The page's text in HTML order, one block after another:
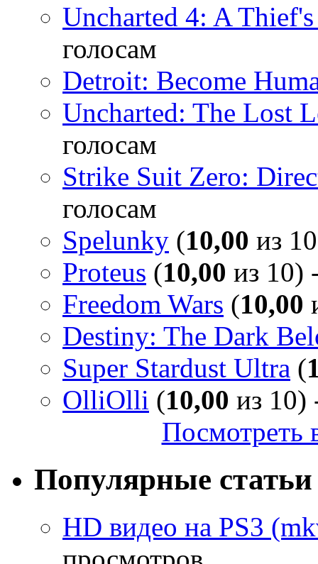
Uncharted 4: A
голосам
Detroit: Become
Uncharted: The Lost
голосам
Strike Suit Zero:
голосам
Spelunky (10,00 из
Proteus (10,00 из 10)
Freedom Wars (10,00
Destiny: The Dark
Super Stardust Ultra (
OlliOlli (10,00 из 10)
Посмотреть
Популярные статьи
HD видео на PS3